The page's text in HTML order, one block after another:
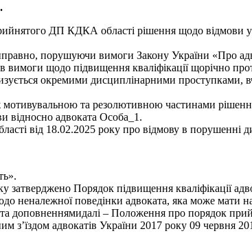
ДП КДКА області рішення щодо відмови
порушуючи вимоги Закону України «Про
щодо підвищення кваліфікації щорічно
окремими дисциплінарними проступками,
та резолютивною частинами
відносно адвоката Особа_1.
від 18.02.2025 року про відмову в порушенні
Порядок підвищення кваліфікації
неналежної поведінки адвоката, яка може мати
доповненнямидалі – Положення про порядок
з’їздом адвокатів України 2017 року 09 червня